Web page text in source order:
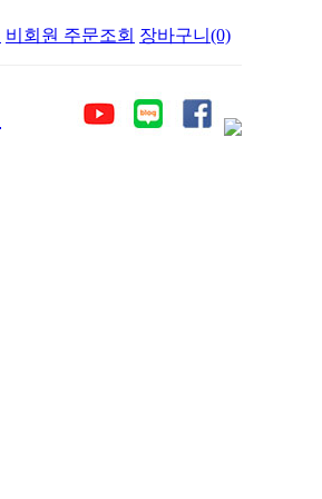
비회원 주문조회 장바구니(0)